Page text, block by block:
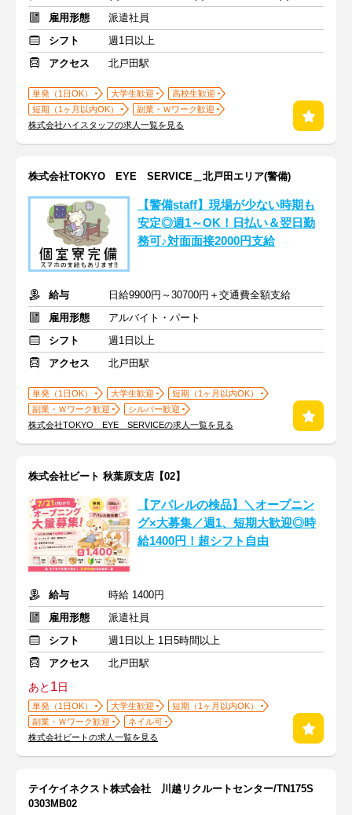
雇用形態
派遣社員
シフト
週1日以上
アクセス
北戸田駅
単発（1日OK） 大学生歓迎
高校生歓迎
短期（1ヶ月以内OK）
副業・Ｗワーク歓迎
株式会社ハイスタッフの求人一覧を見る
株式会社TOKYO EYE SERVICE＿北戸田エリア(警備)
【警備staff】現場が少ない時期も
安定◎週1～OK！日払い＆翌日勤
務可♪対面面接2000円支給
給与
日給9900円～30700円＋交通費全額支給
雇用形態
アルバイト・パート
シフト
週1日以上
アクセス
北戸田駅
単発（1日OK） 大学生歓迎
短期（1ヶ月以内OK）
副業・Ｗワーク歓迎
シルバー歓迎
株式会社TOKYO EYE SERVICEの求人一覧を見る
株式会社ビート 秋葉原支店【02】
【アパレルの検品】＼オープニン
グ×大募集／週1、短期大歓迎◎時
給1400円！超シフト自由
給与
時給 1400円
雇用形態
派遣社員
シフト
週1日以上 1日5時間以上
アクセス
北戸田駅
あと 1日
単発（1日OK） 大学生歓迎
短期（1ヶ月以内OK）
副業・Ｗワーク歓迎
ネイル可
株式会社ビートの求人一覧を見る
テイケイネクスト株式会社 川越リクルートセンター/TN175S
0303MB02